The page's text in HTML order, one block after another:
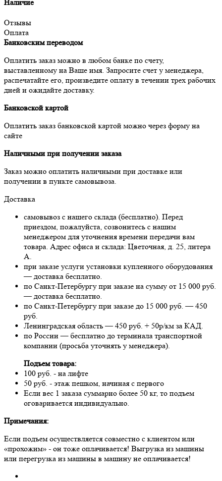
Наличие
Отзывы
Оплата
Банковским переводом
Оплатить заказ можно в любом банке по счету,
выставленному на Ваше имя. Запросите счет у менеджера,
распечатайте его, произведите оплату в течении трех рабочих
дней и ожидайте доставку.
Банковской картой
Оплатить заказ банковской картой можно через форму на
сайте
Наличными при получении заказа
Заказ можно оплатить наличными при доставке или
получении в пункте самовывоза.
Доставка
самовывоз с нашего склада (бесплатно). Перед
приездом, пожалуйста, созвонитесь с нашим
менеджером для уточнения времени передачи вам
товара. Адрес офиса и склада: Цветочная, д. 25, литера
А.
при заказе услуги установки купленного оборудования
— доставка бесплатно.
по Санкт-Петербургу при заказе на сумму от 15 000 руб.
— доставка бесплатно.
по Санкт-Петербургу при заказе до 15 000 руб. — 450
руб.
Ленинградская область — 450 руб. + 50р/км за КАД.
по России — бесплатно до терминала транспортной
компании (просьба уточнять у менеджера).
Подъем товара:
100 руб. - на лифте
50 руб. - этаж пешком, начиная с первого
Если вес 1 заказа суммарно более 50 кг, то подъем
оговаривается индивидуально.
Примечания:
Если подъем осуществляется совместно с клиентом или
«прохожим» - он тоже оплачивается! Выгрузка из машины
или перегрузка из машины в машину не оплачивается!